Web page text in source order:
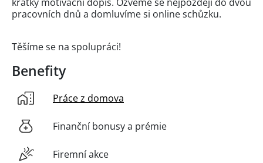
krátký motivační dopis. Ozveme se nejpozději do dvou
pracovních dnů a domluvíme si online schůzku.
Těšíme se na spolupráci!
Benefity
Práce z domova
Finanční bonusy a prémie
Firemní akce